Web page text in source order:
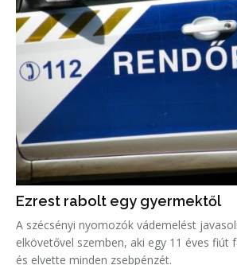
Ezrest rabolt egy gyermektől
A szécsényi nyomozók vádemelést
elkövetővel szemben, aki egy 11 éves fiút
és elvette minden zsebpénzét.